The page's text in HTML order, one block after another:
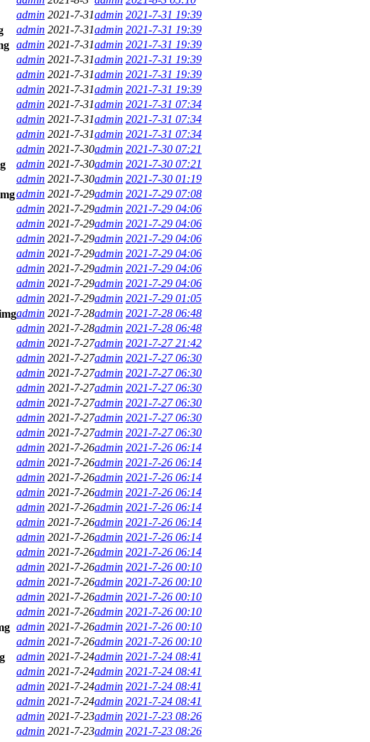
admin 2021-7-31admin 2021-7-31 19:39
admin 2021-7-31admin 2021-7-31 19:39
admin 2021-7-31admin 2021-7-31 19:39
admin 2021-7-31admin 2021-7-31 19:39
admin 2021-7-31admin 2021-7-31 19:39
admin 2021-7-31admin 2021-7-31 19:39
admin 2021-7-31admin 2021-7-31 07:34
admin 2021-7-31admin 2021-7-31 07:34
admin 2021-7-31admin 2021-7-31 07:34
admin 2021-7-30admin 2021-7-30 07:21
admin 2021-7-30admin 2021-7-30 07:21
admin 2021-7-30admin 2021-7-30 01:19
admin 2021-7-29admin 2021-7-29 07:08
admin 2021-7-29admin 2021-7-29 04:06
admin 2021-7-29admin 2021-7-29 04:06
admin 2021-7-29admin 2021-7-29 04:06
admin 2021-7-29admin 2021-7-29 04:06
admin 2021-7-29admin 2021-7-29 04:06
admin 2021-7-29admin 2021-7-29 04:06
admin 2021-7-29admin 2021-7-29 01:05
admin 2021-7-28admin 2021-7-28 06:48
admin 2021-7-28admin 2021-7-28 06:48
admin 2021-7-27admin 2021-7-27 21:42
admin 2021-7-27admin 2021-7-27 06:30
admin 2021-7-27admin 2021-7-27 06:30
admin 2021-7-27admin 2021-7-27 06:30
admin 2021-7-27admin 2021-7-27 06:30
admin 2021-7-27admin 2021-7-27 06:30
admin 2021-7-27admin 2021-7-27 06:30
admin 2021-7-26admin 2021-7-26 06:14
admin 2021-7-26admin 2021-7-26 06:14
admin 2021-7-26admin 2021-7-26 06:14
admin 2021-7-26admin 2021-7-26 06:14
admin 2021-7-26admin 2021-7-26 06:14
admin 2021-7-26admin 2021-7-26 06:14
admin 2021-7-26admin 2021-7-26 06:14
admin 2021-7-26admin 2021-7-26 06:14
admin 2021-7-26admin 2021-7-26 00:10
admin 2021-7-26admin 2021-7-26 00:10
admin 2021-7-26admin 2021-7-26 00:10
admin 2021-7-26admin 2021-7-26 00:10
admin 2021-7-26admin 2021-7-26 00:10
admin 2021-7-26admin 2021-7-26 00:10
admin 2021-7-24admin 2021-7-24 08:41
admin 2021-7-24admin 2021-7-24 08:41
admin 2021-7-24admin 2021-7-24 08:41
admin 2021-7-24admin 2021-7-24 08:41
admin 2021-7-23admin 2021-7-23 08:26
admin 2021-7-23admin 2021-7-23 08:26